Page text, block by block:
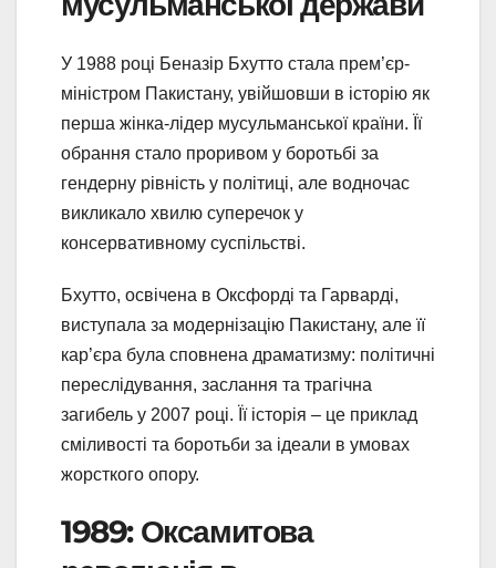
У 1988 році Беназір Бхутто стала прем’єр-
міністром Пакистану, увійшовши в історію як
перша жінка-лідер мусульманської країни. Її
обрання стало проривом у боротьбі за
гендерну рівність у політиці, але водночас
викликало хвилю суперечок у
консервативному суспільстві.
Бхутто, освічена в Оксфорді та Гарварді,
виступала за модернізацію Пакистану, але її
кар’єра була сповнена драматизму: політичні
переслідування, заслання та трагічна
загибель у 2007 році. Її історія – це приклад
сміливості та боротьби за ідеали в умовах
жорсткого опору.
1989: Оксамитова